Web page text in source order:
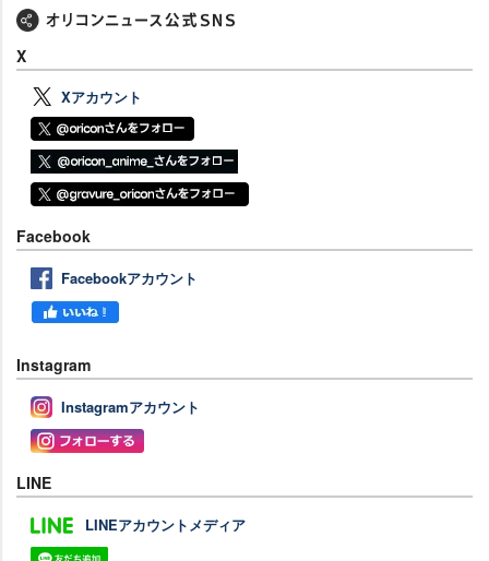
X
Xアカウント
Facebook
Facebookアカウント
Instagram
Instagramアカウント
LINE
LINEアカウントメディア